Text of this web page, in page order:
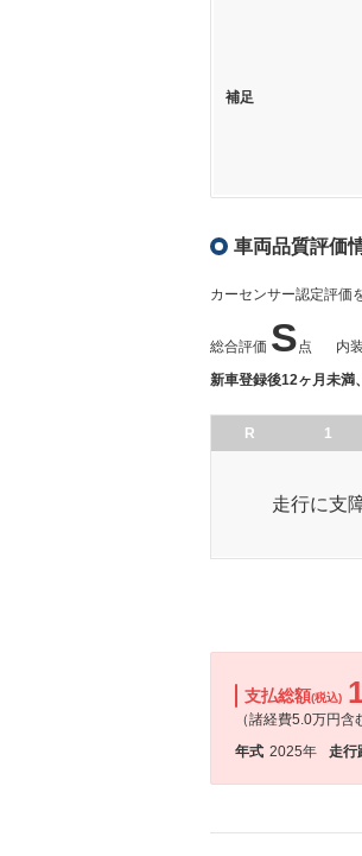
補足
車両品質評価
カーセンサー認定評価
総合評価 S点 内
新車登録後12ヶ月未満
R 1
走行に支
支払総額(税込)
（諸経費5.0万円含
年式 2025年 走行